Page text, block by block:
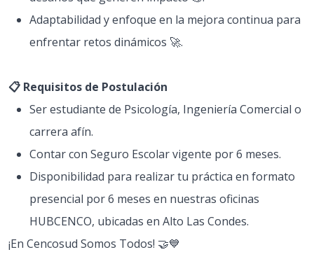
Adaptabilidad y enfoque en la mejora continua para
enfrentar retos dinámicos 🚀.
📋 Requisitos de Postulación
Ser estudiante de Psicología, Ingeniería Comercial o
carrera afín.
Contar con Seguro Escolar vigente por 6 meses.
Disponibilidad para realizar tu práctica en formato
presencial por 6 meses en nuestras oficinas
HUBCENCO, ubicadas en Alto Las Condes.
¡En Cencosud Somos Todos! 🤝💙